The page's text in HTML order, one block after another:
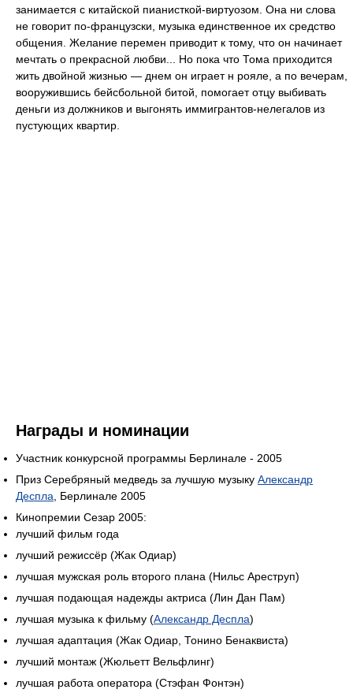
занимается с китайской пианисткой-виртуозом. Она ни слова
не говорит по-французски, музыка единственное их средство
общения. Желание перемен приводит к тому, что он начинает
мечтать о прекрасной любви... Но пока что Тома приходится
жить двойной жизнью — днем он играет н рояле, а по вечерам,
вооружившись бейсбольной битой, помогает отцу выбивать
деньги из должников и выгонять иммигрантов-нелегалов из
пустующих квартир.
Награды и номинации
Участник конкурсной программы Берлинале - 2005
Приз Серебряный медведь за лучшую музыку Александр
Деспла , Берлинале 2005
Кинопремии Сезар 2005:
лучший фильм года
лучший режиссёр (Жак Одиар)
лучшая мужская роль второго плана (Нильс Ареструп)
лучшая подающая надежды актриса (Лин Дан Пам)
лучшая музыка к фильму (Александр Деспла)
лучшая адаптация (Жак Одиар, Тонино Бенаквиста)
лучший монтаж (Жюльетт Вельфлинг)
лучшая работа оператора (Стэфан Фонтэн)